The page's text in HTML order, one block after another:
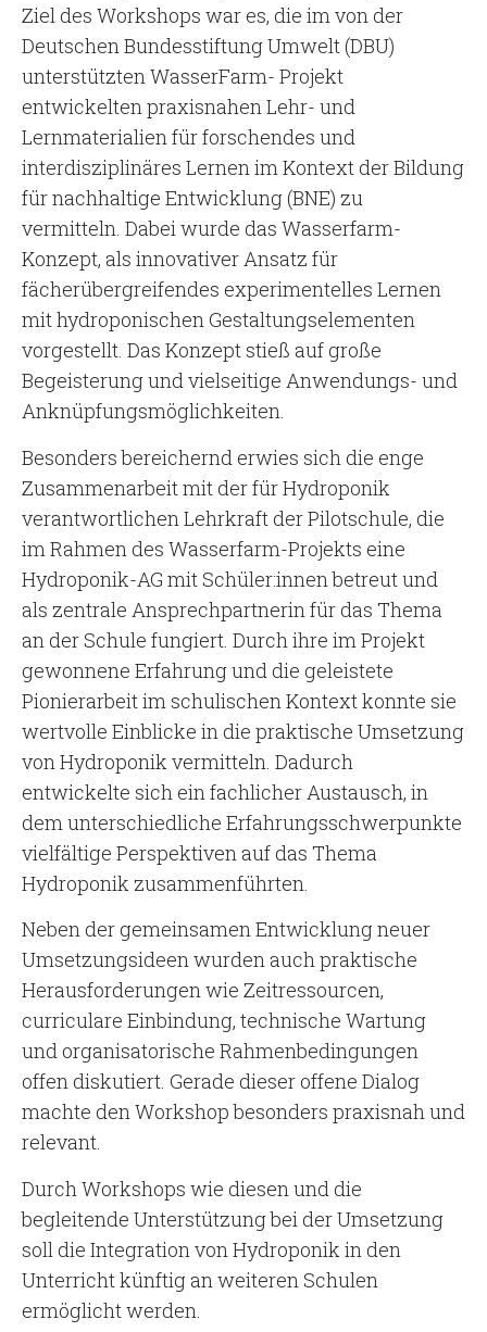
Ziel des Workshops war es, die im von der
Deutschen Bundesstiftung Umwelt (DBU)
unterstützten WasserFarm- Projekt
entwickelten praxisnahen Lehr- und
Lernmaterialien für forschendes und
interdisziplinäres Lernen im Kontext der Bildung
für nachhaltige Entwicklung (BNE) zu
vermitteln. Dabei wurde das Wasserfarm-
Konzept, als innovativer Ansatz für
fächerübergreifendes experimentelles Lernen
mit hydroponischen Gestaltungselementen
vorgestellt. Das Konzept stieß auf große
Begeisterung und vielseitige Anwendungs- und
Anknüpfungsmöglichkeiten.
Besonders bereichernd erwies sich die enge
Zusammenarbeit mit der für Hydroponik
verantwortlichen Lehrkraft der Pilotschule, die
im Rahmen des Wasserfarm-Projekts eine
Hydroponik-AG mit Schüler:innen betreut und
als zentrale Ansprechpartnerin für das Thema
an der Schule fungiert. Durch ihre im Projekt
gewonnene Erfahrung und die geleistete
Pionierarbeit im schulischen Kontext konnte sie
wertvolle Einblicke in die praktische Umsetzung
von Hydroponik vermitteln. Dadurch
entwickelte sich ein fachlicher Austausch, in
dem unterschiedliche Erfahrungsschwerpunkte
vielfältige Perspektiven auf das Thema
Hydroponik zusammenführten.
Neben der gemeinsamen Entwicklung neuer
Umsetzungsideen wurden auch praktische
Herausforderungen wie Zeitressourcen,
curriculare Einbindung, technische Wartung
und organisatorische Rahmenbedingungen
offen diskutiert. Gerade dieser offene Dialog
machte den Workshop besonders praxisnah und
relevant.
Durch Workshops wie diesen und die
begleitende Unterstützung bei der Umsetzung
soll die Integration von Hydroponik in den
Unterricht künftig an weiteren Schulen
ermöglicht werden.